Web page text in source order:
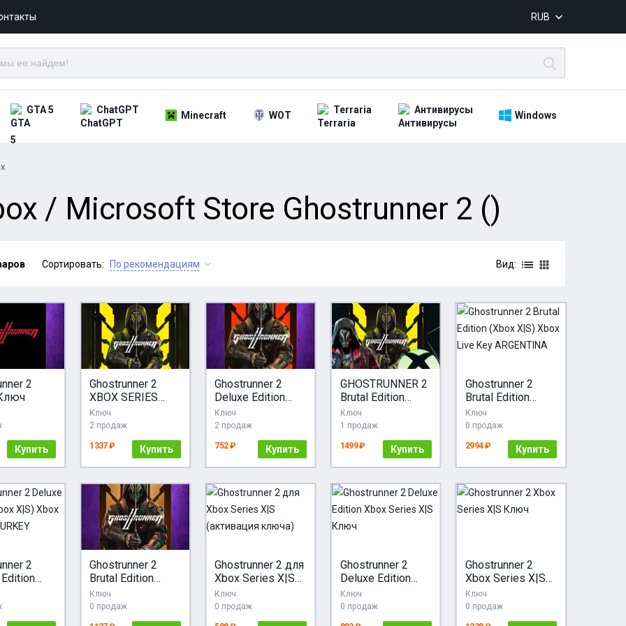
RUB
GTA 5 ChatGPT Minecraft WOT Terraria Антивирусы Windows
/ Microsoft Store Ghostrunner 2 ()
Сортировать: По рекомендациям Вид:
2
Купить
Ghostrunner 2
XBOX SERIES
КОД КЛЮЧ
Ключ
2 продаж
1337 ₽ Купить
Ghostrunner 2
Deluxe Edition
XBOX Ключ
Ключ
2 продаж
752 ₽ Купить
GHOSTRUNNER 2
Brutal Edition
XBOX SERIES X|S
КЛЮЧ НА ВАШ
АККАУНТ
Ключ
1 продаж
1499 ₽ Купить
Ghostrunner 2
Brutal Edition
(Xbox X|S) Xbox
Live Key
ARGENTINA
Ключ
0 продаж
2994 ₽ Купить
2
Xbox
TURKEY
Ghostrunner 2
Brutal Edition
XBOX Ключ
Ключ
0 продаж
Ghostrunner 2 для
Xbox Series X|S
(активация
ключа)
Ключ
0 продаж
Ghostrunner 2
Deluxe Edition
Xbox Series X|S
Ключ
Ключ
0 продаж
Ghostrunner 2
Xbox Series X|S
Ключ
Ключ
0 продаж